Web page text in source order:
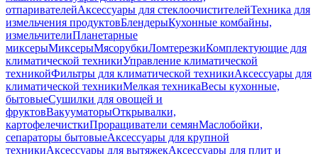
отпаривателейАксессуары для стеклоочистителейТехника для
измельчения продуктовБлендерыКухонные комбайны,
измельчителиПланетарные
миксерыМиксерыМясорубкиЛомтерезкиКомплектующие для
климатической техникиУправление климатической
техникойФильтры для климатической техникиАксессуары для
климатической техникиМелкая техникаВесы кухонные,
бытовыеСушилки для овощей и
фруктовВакууматорыОткрывалки,
картофелечисткиПроращиватели семянМаслобойки,
сепараторы бытовыеАксессуары для крупной
техникиАксессуары для вытяжекАксессуары для плит и